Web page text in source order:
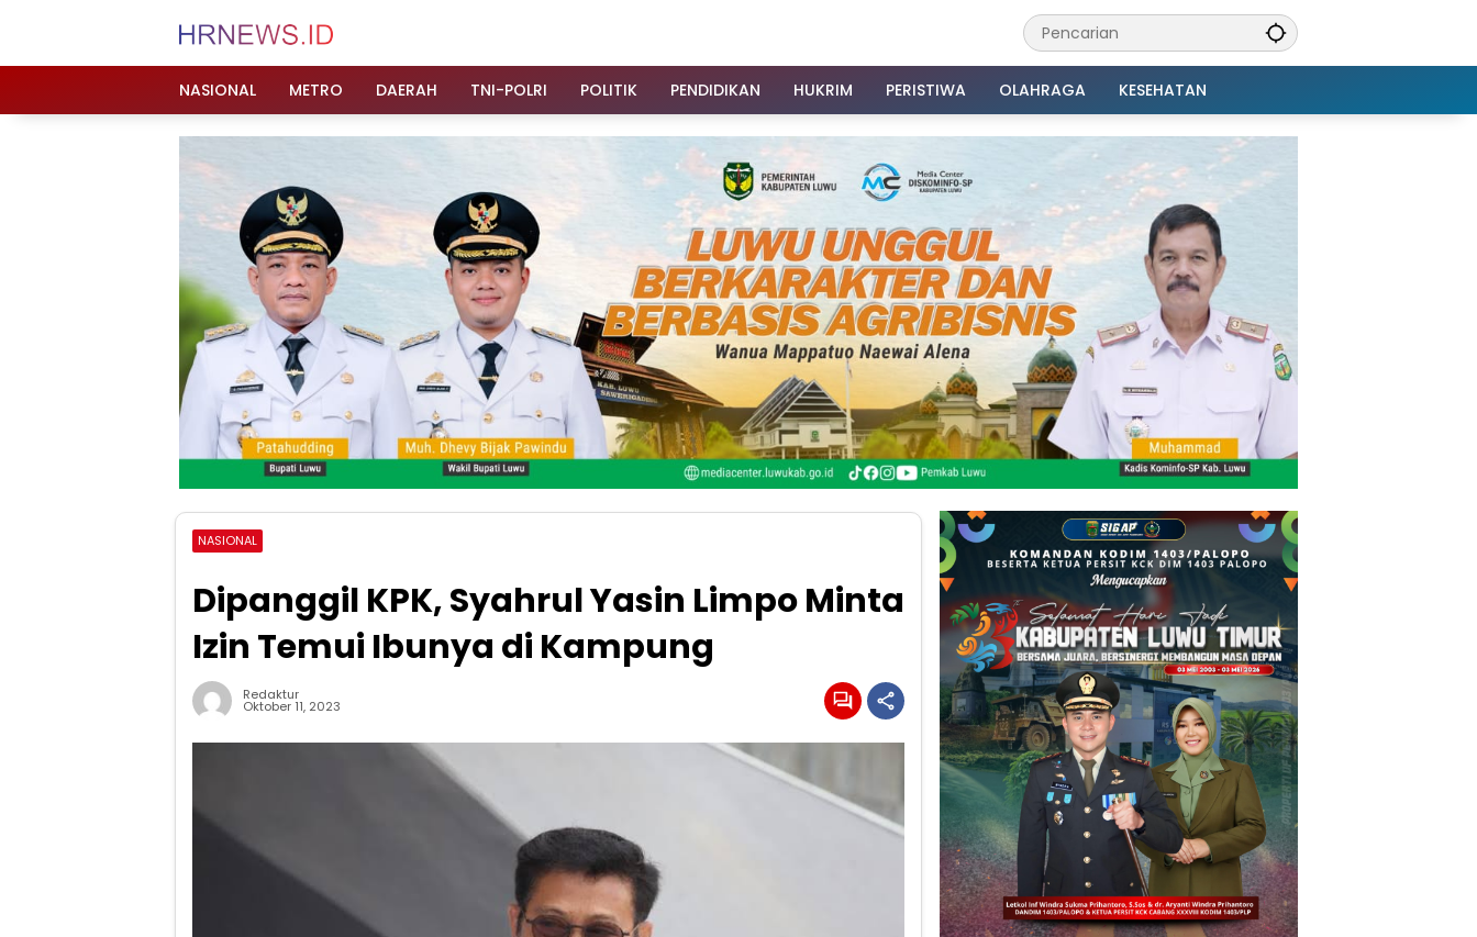
NASIONAL
METRO DAERAH TNI-POLRI POLITIK PENDIDIKAN HUKRIM PERISTIWA OLAHRAGA KESEHATAN
NASIONAL
Dipanggil KPK, Syahrul Yasin Limpo Minta
Izin Temui Ibunya di Kampung
Redaktur
Oktober 11, 2023